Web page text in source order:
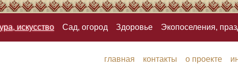
искусство Сад, огород Здоровье Экопоселения,
главная контакты о проекте